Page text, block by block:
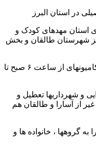
در استان البرز
استان مهدهای کودک و
شهرستان طالقان و بخش
همچنین مقرر شد شنبه و یکشنبه تردد کامیونهای از ساعت ۶ صبح تا
و شهرداریها تعطیل و
از آسارا و طالقان هم
گروهها ، خانواده ها و